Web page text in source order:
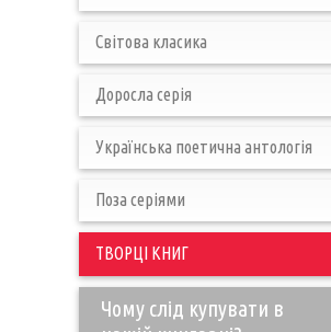
Світова класика
Доросла серія
Українська поетична антологія
Поза серіями
ТВОРЦІ КНИГ
Чому слід купувати в